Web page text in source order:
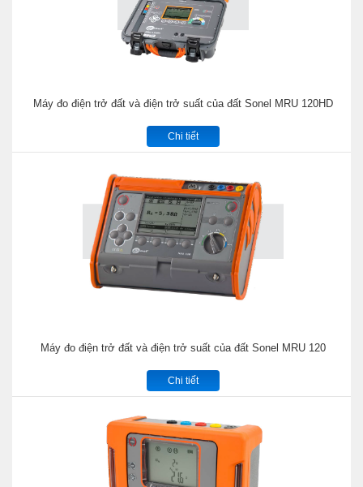
Máy đo điện trở đất và điện trở suất của đất Sonel MRU 120HD
Chi tiết
Máy đo điện trở đất và điện trở suất của đất Sonel MRU 120
Chi tiết